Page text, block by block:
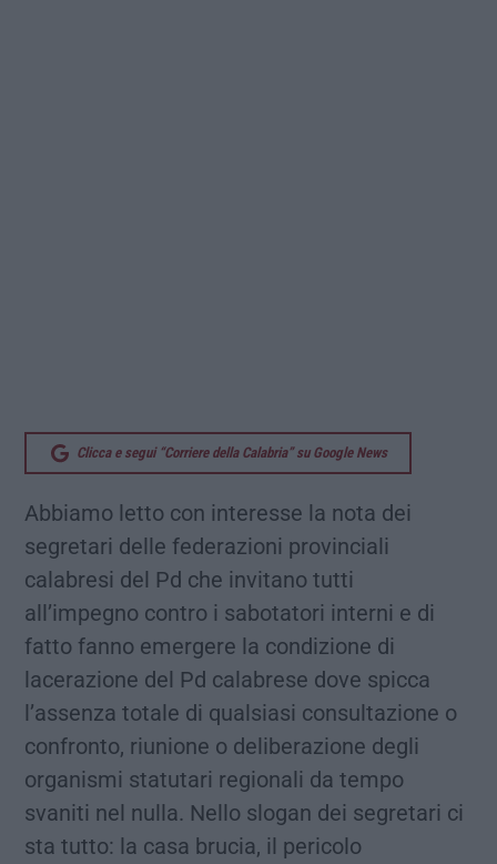
Clicca e segui “Corriere della Calabria” su Google News
Abbiamo letto con interesse la nota dei
segretari delle federazioni provinciali
calabresi del Pd che invitano tutti
all’impegno contro i sabotatori interni e di
fatto fanno emergere la condizione di
lacerazione del Pd calabrese dove spicca
l’assenza totale di qualsiasi consultazione o
confronto, riunione o deliberazione degli
organismi statutari regionali da tempo
svaniti nel nulla. Nello slogan dei segretari ci
sta tutto: la casa brucia, il pericolo